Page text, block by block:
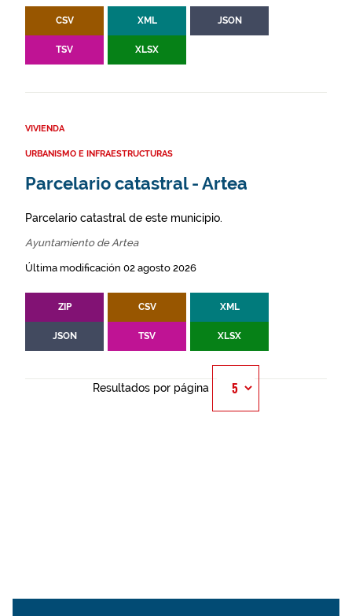
CSV XML JSON
TSV XLSX
VIVIENDA
URBANISMO E INFRAESTRUCTURAS
Parcelario catastral - Artea
Parcelario catastral de este municipio.
Ayuntamiento de Artea
Última modificación 02 agosto 2026
ZIP CSV XML
JSON TSV XLSX
Resultados por página